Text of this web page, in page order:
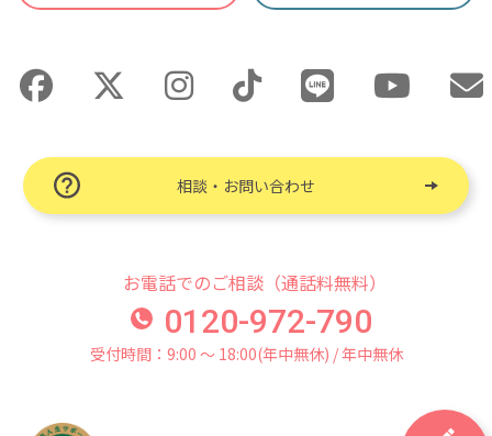
相談・お問い合わせ
お電話でのご相談（通話料無料）
0120-972-790
受付時間：9:00 〜 18:00(年中無休) / 年中無休